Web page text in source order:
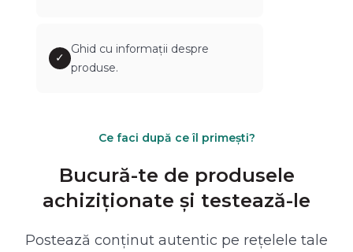
✓
Ghid cu informații despre
produse.
Ce faci după ce îl primești?
Bucură-te de produsele
achiziționate și testează-le
Postează conținut autentic pe rețelele tale